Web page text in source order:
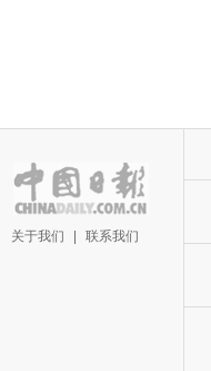
关于我们 联系我们